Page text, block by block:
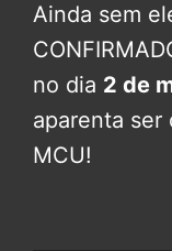
Ainda sem
no dia 2 de
aparenta ser
MCU!